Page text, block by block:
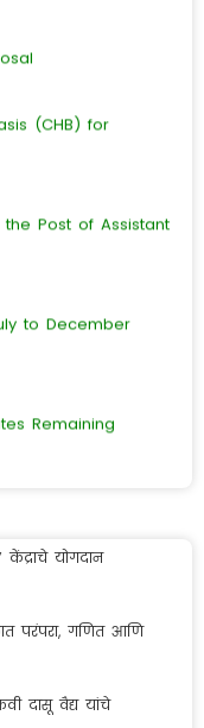
(CHB) for
to December
होणारा उपद्रव तसेच
केंद्राचे योगदान
परंपरा, गणित आणि
दासू वैद्य यांचे